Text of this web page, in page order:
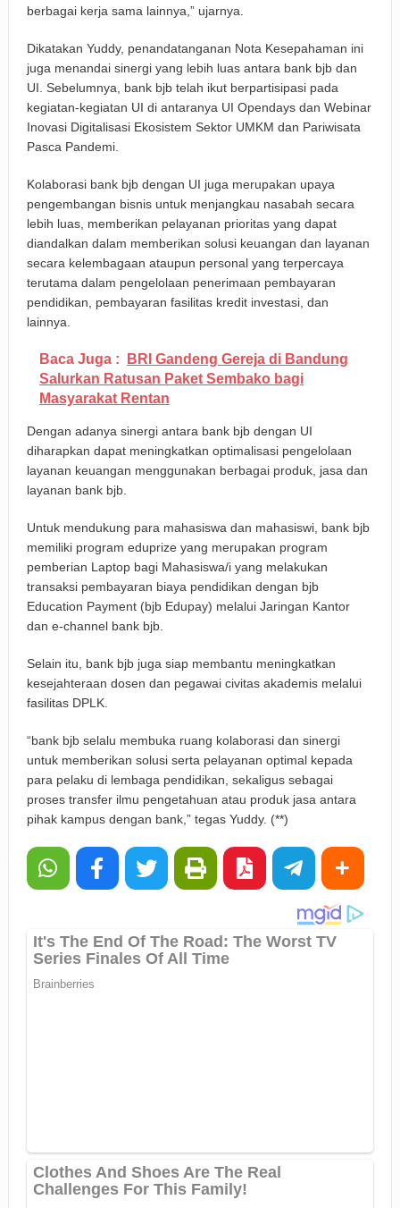
berbagai kerja sama lainnya,” ujarnya.
Dikatakan Yuddy, penandatanganan Nota Kesepahaman ini
juga menandai sinergi yang lebih luas antara bank bjb dan
UI. Sebelumnya, bank bjb telah ikut berpartisipasi pada
kegiatan-kegiatan UI di antaranya UI Opendays dan Webinar
Inovasi Digitalisasi Ekosistem Sektor UMKM dan Pariwisata
Pasca Pandemi.
Kolaborasi bank bjb dengan UI juga merupakan upaya
pengembangan bisnis untuk menjangkau nasabah secara
lebih luas, memberikan pelayanan prioritas yang dapat
diandalkan dalam memberikan solusi keuangan dan layanan
secara kelembagaan ataupun personal yang terpercaya
terutama dalam pengelolaan penerimaan pembayaran
pendidikan, pembayaran fasilitas kredit investasi, dan
lainnya.
Baca Juga :
BRI Gandeng Gereja di Bandung
Salurkan Ratusan Paket Sembako bagi
Masyarakat Rentan
Dengan adanya sinergi antara bank bjb dengan UI
diharapkan dapat meningkatkan optimalisasi pengelolaan
layanan keuangan menggunakan berbagai produk, jasa dan
layanan bank bjb.
Untuk mendukung para mahasiswa dan mahasiswi, bank bjb
memiliki program eduprize yang merupakan program
pemberian Laptop bagi Mahasiswa/i yang melakukan
transaksi pembayaran biaya pendidikan dengan bjb
Education Payment (bjb Edupay) melalui Jaringan Kantor
dan e-channel bank bjb.
Selain itu, bank bjb juga siap membantu meningkatkan
kesejahteraan dosen dan pegawai civitas akademis melalui
fasilitas DPLK.
“bank bjb selalu membuka ruang kolaborasi dan sinergi
untuk memberikan solusi serta pelayanan optimal kepada
para pelaku di lembaga pendidikan, sekaligus sebagai
proses transfer ilmu pengetahuan atau produk jasa antara
pihak kampus dengan bank,” tegas Yuddy. (**)